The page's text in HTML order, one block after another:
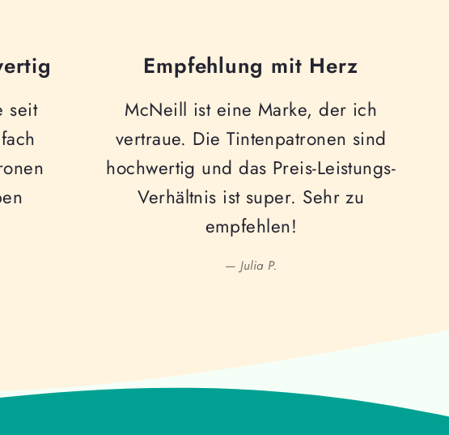
seit
Empfehlung mit Herz
McNeill ist eine Marke, der ich
vertraue. Die Tintenpatronen sind
hochwertig und das Preis-Leistungs-
Verhältnis ist super. Sehr zu
empfehlen!
— Julia P.